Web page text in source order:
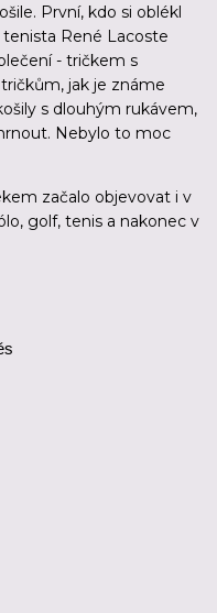
První, kdo si oblékl
René Lacoste
- tričkem s
jak je známe
s dlouhým rukávem,
Nebylo to moc
začalo objevovat i v
golf, tenis a nakonec v